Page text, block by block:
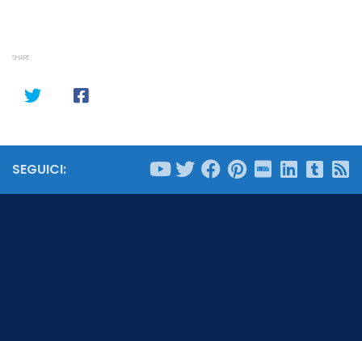
SHARE
SEGUICI: